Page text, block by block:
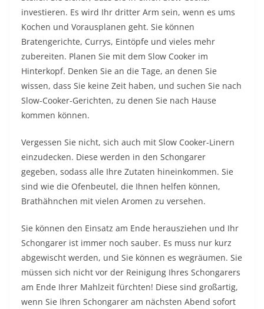
investieren. Es wird Ihr dritter Arm sein, wenn es ums
Kochen und Vorausplanen geht. Sie können
Bratengerichte, Currys, Eintöpfe und vieles mehr
zubereiten. Planen Sie mit dem Slow Cooker im
Hinterkopf. Denken Sie an die Tage, an denen Sie
wissen, dass Sie keine Zeit haben, und suchen Sie nach
Slow-Cooker-Gerichten, zu denen Sie nach Hause
kommen können.
Vergessen Sie nicht, sich auch mit Slow Cooker-Linern
einzudecken. Diese werden in den Schongarer
gegeben, sodass alle Ihre Zutaten hineinkommen. Sie
sind wie die Ofenbeutel, die Ihnen helfen können,
Brathähnchen mit vielen Aromen zu versehen.
Sie können den Einsatz am Ende herausziehen und Ihr
Schongarer ist immer noch sauber. Es muss nur kurz
abgewischt werden, und Sie können es wegräumen. Sie
müssen sich nicht vor der Reinigung Ihres Schongarers
am Ende Ihrer Mahlzeit fürchten! Diese sind großartig,
wenn Sie Ihren Schongarer am nächsten Abend sofort